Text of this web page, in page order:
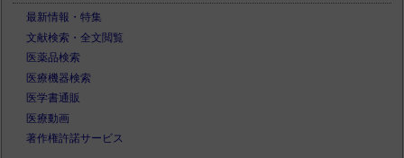
最新情報・特集
文献検索・全文閲覧
医薬品検索
医療機器検索
医学書通販
医療動画
著作権許諾サービス